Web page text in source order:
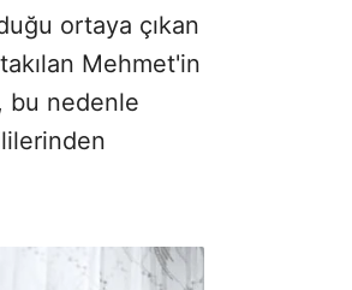
ortaya çıkan
Mehmet'in
bu nedenle